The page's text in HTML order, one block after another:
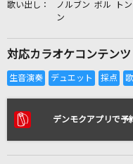
Mrs. GREEN APPLE
ノルブン ボル ト
ン
対応カラオケコンテンツ
デンモクアプリで予